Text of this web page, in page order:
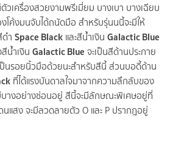
วเครื่องสวยงามพรีเมี่ยม บางเบา บางเฉียบ
โค้งมนจับได้ถนัดมือ สำหรับรุ่นนนี้จะมีให้
ำ Space Black และสีน้ำเงิน Galactic Blue
น้ำเงิน Galactic Blue จะเป็นสีด้านประกาย
ป็นรอยนิ้วมือด้วยนะสำหรับสีนี้ ส่วนบอดี้ด้าน
ที่ได้แรงบันดาลใจมาจากความลึกลับของ
างอย่างซ่อนอยู่ สีนี้จะมีลักษณะพิเศษอยู่ที่
นแสง จะมีลวดลายตัว O และ P ปรากฎอยู่